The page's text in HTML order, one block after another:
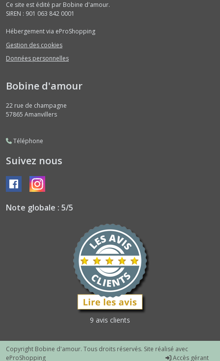
Ce site est édité par Bobine d'amour.
SIREN : 901 063 842 0001
Hébergement via eProShopping
Gestion des cookies
Données personnelles
Bobine d'amour
22 rue de champagne
57865 Amanvillers
Téléphone
Suivez nous
Note globale : 5/5
9 avis clients
Copyright Bobine d'amour. Tous droits réservés. Site réalisé avec
eProShopping
Accès gérant